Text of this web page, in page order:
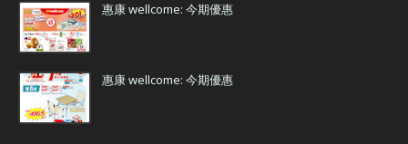
惠康 wellcome: 今期優惠
惠康 wellcome: 今期優惠